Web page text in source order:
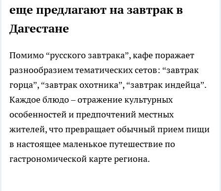
еще предлагают на завтрак в
Дагестане
Помимо “русского завтрака”, кафе поражает
разнообразием тематических сетов: “завтрак
горца”, “завтрак охотника”, “завтрак индейца”.
Каждое блюдо – отражение культурных
особенностей и предпочтений местных
жителей, что превращает обычный прием пищи
в настоящее маленькое путешествие по
гастрономической карте региона.